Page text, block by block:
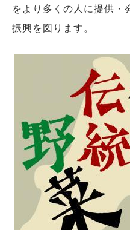
をより多くの人に提供・
振興を図ります。